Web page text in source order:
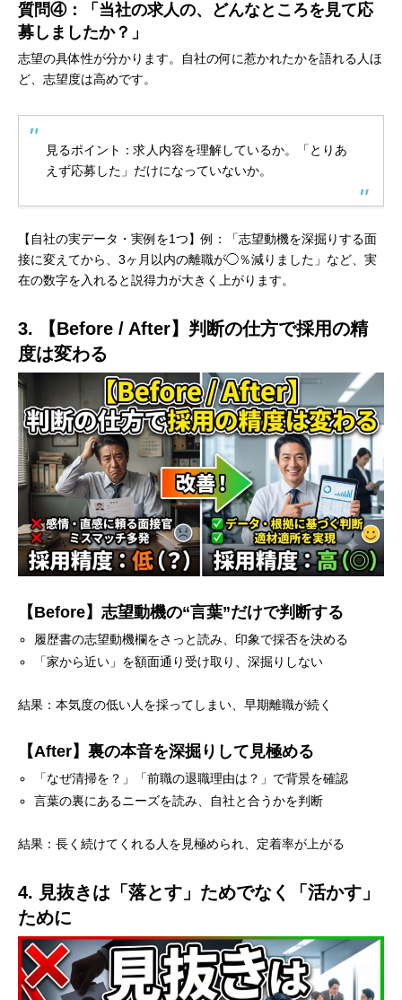
質問④：「当社の求人の、どんなところを見て応
募しましたか？」
志望の具体性が分かります。自社の何に惹かれたかを語れる人ほ
ど、志望度は高めです。
見るポイント：求人内容を理解しているか。「とりあ
えず応募した」だけになっていないか。
【自社の実データ・実例を1つ】例：「志望動機を深掘りする面
接に変えてから、3ヶ月以内の離職が◯％減りました」など、実
在の数字を入れると説得力が大きく上がります。
3. 【Before / After】判断の仕方で採用の精
度は変わる
【Before】志望動機の“言葉”だけで判断する
履歴書の志望動機欄をさっと読み、印象で採否を決める
「家から近い」を額面通り受け取り、深掘りしない
結果：本気度の低い人を採ってしまい、早期離職が続く
【After】裏の本音を深掘りして見極める
「なぜ清掃を？」「前職の退職理由は？」で背景を確認
言葉の裏にあるニーズを読み、自社と合うかを判断
結果：長く続けてくれる人を見極められ、定着率が上がる
4. 見抜きは「落とす」ためでなく「活かす」
ために